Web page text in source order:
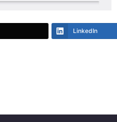
LinkedIn